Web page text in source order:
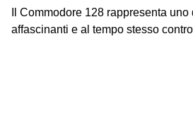
Il Commodore 128 rappresenta
affascinanti e al tempo stesso